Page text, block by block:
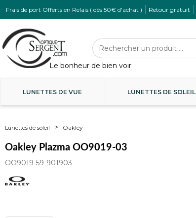
Frais de port Offerts en Relais ( dès 50€ d'achat ) Retour gratuit
LUNETTES DE VUE LUNETTES DE SOLEIL
Lunettes de soleil Oakley
Oakley Plazma OO9019-03
OO9019-59-901903